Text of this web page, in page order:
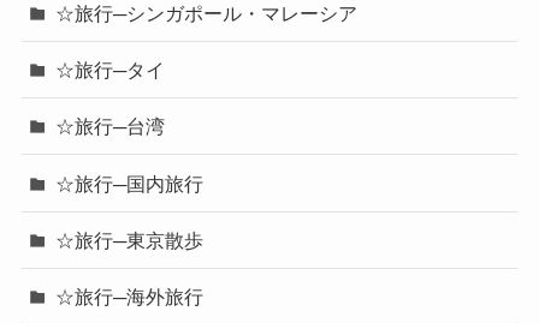
☆旅行─シンガポール・マレーシア
☆旅行─タイ
☆旅行─台湾
☆旅行─国内旅行
☆旅行─東京散歩
☆旅行─海外旅行